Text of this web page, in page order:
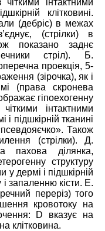
клітковині.
(дебріс) в межах
(стрілки) в
показано заднє
стріл). Б.
проекція, 5-
(зірочка), як і
(права скронева
гіпоехогенну
інтактними
підшкірній тканині
Також
(стрілки). Д.
пахова ділянка,
структуру
дермі і підшкірній
і запаленню кісти. Е.
переріз) того
кровотоку на
D вказує на
клітковина.